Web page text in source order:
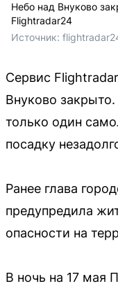
Небо над Внуково
Flightradar24
Источник:
Сервис
Внуково
только один
посадку
Ранее глава
предупредила
опасности на
В ночь на 17 мая